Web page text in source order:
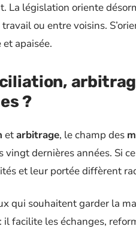
La législation oriente
ou entre voisins.
apaisée.
?
etarbitrage, le champ des
vingt dernières années. Si
et leur portée diffèrent
qui souhaitent garder la
il facilite les échanges,